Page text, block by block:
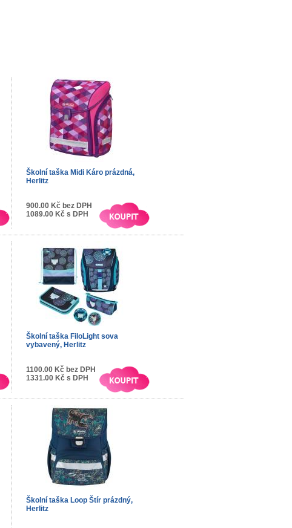
Školní taška Midi Káro prázdná,
Herlitz
900.00 Kč bez DPH
1089.00 Kč s DPH
Školní taška FiloLight sova
vybavený, Herlitz
1100.00 Kč bez DPH
1331.00 Kč s DPH
Školní taška Loop Štír prázdný,
Herlitz